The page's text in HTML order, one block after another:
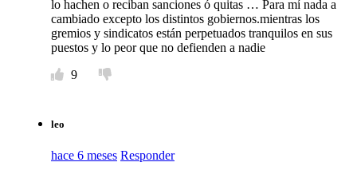
lo hachen o reciban sanciones ó quitas … Para mí nada a
cambiado excepto los distintos gobiernos.mientras los
gremios y sindicatos están perpetuados tranquilos en sus
puestos y lo peor que no defienden a nadie
9
leo
hace 6 meses Responder